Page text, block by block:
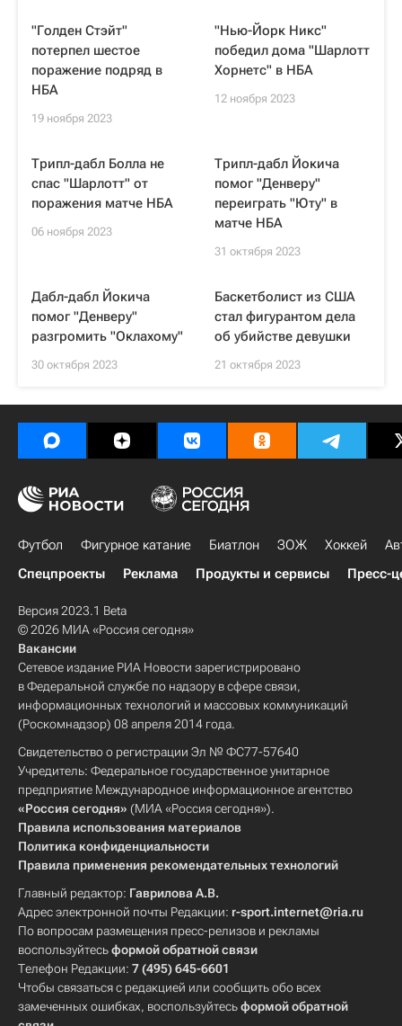
"Голден Стэйт"
потерпел шестое
поражение подряд в
НБА
19 ноября 2023
"Нью-Йорк Никс"
победил дома "Шарлотт
Хорнетс" в НБА
12 ноября 2023
Трипл-дабл Болла не
спас "Шарлотт" от
поражения матче НБА
06 ноября 2023
Трипл-дабл Йокича
помог "Денверу"
переиграть "Юту" в
матче НБА
31 октября 2023
Дабл-дабл Йокича
помог "Денверу"
разгромить "Оклахому"
30 октября 2023
Баскетболист из США
стал фигурантом дела
об убийстве девушки
21 октября 2023
Футбол Фигурное катание Биатлон ЗОЖ Хоккей
Спецпроекты
Реклама Продукты и сервисы Пресс-
Версия 2023.1 Beta
© 2026 МИА «Россия сегодня»
Вакансии
Сетевое издание РИА Новости зарегистрировано
в Федеральной службе по надзору в сфере связи,
информационных технологий и массовых коммуникаций
(Роскомнадзор) 08 апреля 2014 года.
Свидетельство о регистрации Эл № ФС77-57640
Учредитель: Федеральное государственное унитарное
предприятие Международное информационное агентство
«Россия сегодня» (МИА «Россия сегодня»).
Правила использования материалов
Политика конфиденциальности
Правила применения рекомендательных технологий
Главный редактор: Гаврилова А.В.
Адрес электронной почты Редакции: r-sport.internet@ria.ru
По вопросам размещения пресс-релизов и рекламы
воспользуйтесьформой обратной связи
Телефон Редакции: 7 (495) 645-6601
Чтобы связаться с редакцией или сообщить обо всех
замеченных ошибках, воспользуйтесьформой обратной